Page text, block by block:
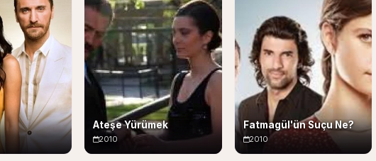
Ateşe Yürümek
2010
Fatmagül'ün Suçu Ne?
2010